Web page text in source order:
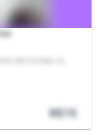
R$15